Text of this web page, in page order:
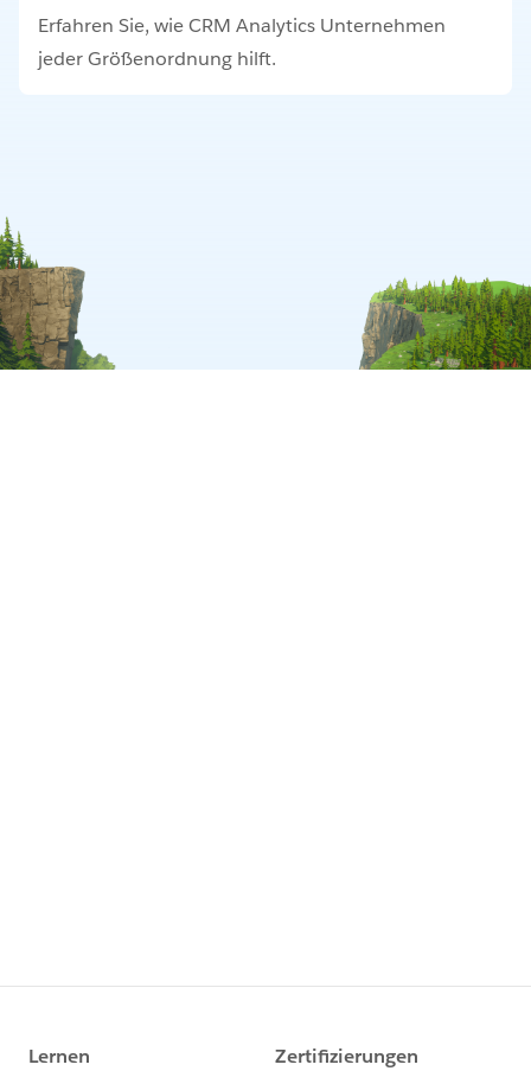
Erfahren Sie, wie CRM Analytics Unternehmen
jeder Größenordnung hilft.